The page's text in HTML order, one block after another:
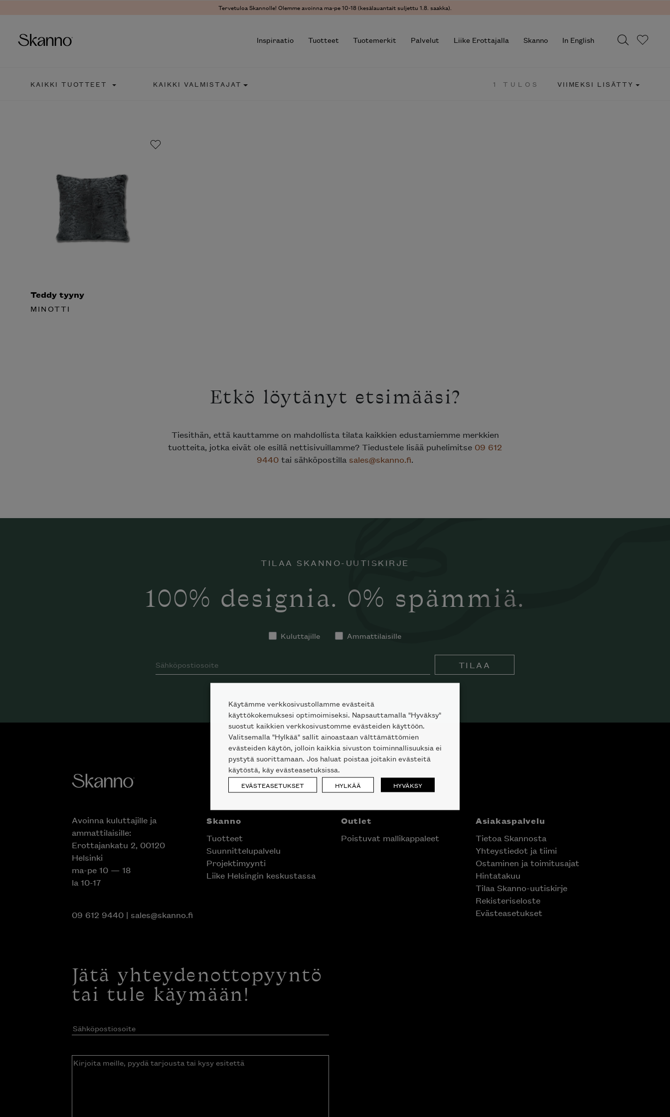
Tervetuloa Skannolle! Olemme avoinna ma-pe 10-18 (kesälauantait suljettu 1.8. saakka).
Inspiraatio Tuotteet Tuotemerkit Palvelut Liike Erottajalla Skanno In English
KAIKKI TUOTTEET KAIKKI VALMISTAJAT 1 TULOS VIIMEKSI LISÄTTY
Teddy tyyny
MINOTTI
Etkö löytänyt etsimääsi?
Tiesithän, että kauttamme on mahdollista tilata kaikkien edustamiemme merkkien
tuotteita, jotka eivät ole esillä nettisivuillamme? Tiedustele lisää puhelimitse 09 612
9440 tai sähköpostilla sales@skanno.fi.
TILAA SKANNO-UUTISKIRJE
100% designia. 0% spämmiä.
Kuluttajille Ammattilaisille
TILAA
Avoinna kuluttajille ja
ammattilaisille:
Erottajankatu 2, 00120
Helsinki
ma-pe 10 — 18
la 10-17
09 612 9440| sales@skanno.fi
Skanno
Tuotteet
Suunnittelupalvelu
Projektimyynti
Liike Helsingin keskustassa
Outlet
Poistuvat mallikappaleet
Asiakaspalvelu
Tietoa Skannosta
Yhteystiedot ja tiimi
Ostaminen ja toimitusajat
Hintatakuu
Tilaa Skanno-uutiskirje
Rekisteriseloste
Evästeasetukset
Jätä yhteydenottopyyntö
tai tule käymään!
Sähköpostiosoite(Pakollinen)
Kirjoita
Käytämme verkkosivustollamme evästeitä
käyttökokemuksesi optimoimiseksi. Napsauttamalla "Hyväksy"
suostut kaikkien verkkosivustomme evästeiden käyttöön.
Valitsemalla "Hylkää" sallit ainoastaan välttämättömien
evästeiden käytön, jolloin kaikkia sivuston toiminnallisuuksia ei
pystytä suorittamaan. Jos haluat poistaa joitakin evästeitä
käytöstä, käy evästeasetuksissa.
EVÄSTEASETUKSET HYLKÄÄ HYVÄKSY